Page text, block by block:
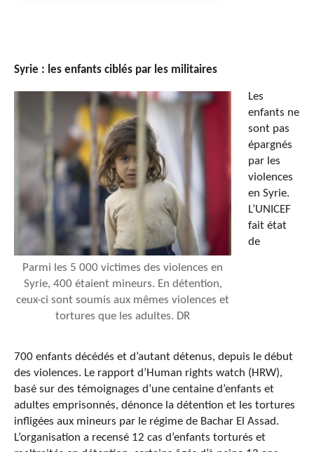
Syrie : les enfants ciblés par les militaires
Parmi les 5 000 victimes des violences en
Syrie, 400 étaient mineurs. En détention,
ceux-ci sont soumis aux mêmes violences et
tortures que les adultes. DR
Les
enfants ne
sont pas
épargnés
par les
violences
en Syrie.
L’UNICEF
fait état
de
700 enfants décédés et d’autant détenus, depuis le début
des violences. Le rapport d’Human rights watch (HRW),
basé sur des témoignages d’une centaine d’enfants et
adultes emprisonnés, dénonce la détention et les tortures
infligées aux mineurs par le régime de Bachar El Assad.
L’organisation a recensé 12 cas d’enfants torturés et